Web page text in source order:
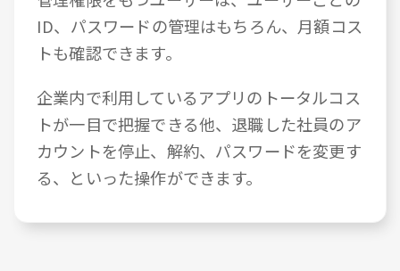
ID、パスワードの管理はもちろん、月額コス
トも確認できます。
企業内で利用しているアプリのトータルコス
トが一目で把握できる他、退職した社員のア
カウントを停止、解約、パスワードを変更す
る、といった操作ができます。